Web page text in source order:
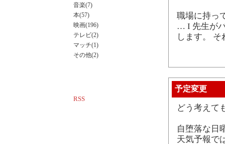
音楽(7)
本(57)
映画(196)
テレビ(2)
マッチ(1)
その他(2)
RSS
職場に持っ
… I 先生が
します。
予定変更
どう考えて
自堕落な日
天気予報で